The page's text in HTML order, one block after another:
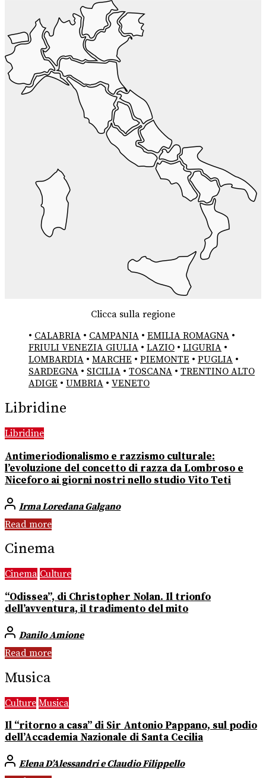
Clicca sulla regione
• CALABRIA • CAMPANIA • EMILIA ROMAGNA •
FRIULI VENEZIA GIULIA • LAZIO • LIGURIA •
LOMBARDIA • MARCHE • PIEMONTE • PUGLIA •
SARDEGNA • SICILIA • TOSCANA • TRENTINO ALTO
ADIGE • UMBRIA • VENETO
Libridine
Libridine
Antimeriodionalismo e razzismo culturale:
l’evoluzione del concetto di razza da Lombroso e
Niceforo ai giorni nostri nello studio Vito Teti
Irma Loredana Galgano
Read more
Cinema
Cinema Culture
“Odissea”, di Christopher Nolan. Il trionfo
dell’avventura, il tradimento del mito
Danilo Amione
Read more
Musica
Culture Musica
Il “ritorno a casa” di Sir Antonio Pappano, sul podio
dell’Accademia Nazionale di Santa Cecilia
Elena D’Alessandri e Claudio Filippello